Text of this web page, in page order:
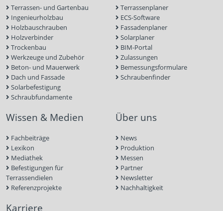
Terrassen- und Gartenbau
Ingenieurholzbau
Holzbauschrauben
Holzverbinder
Trockenbau
Werkzeuge und Zubehör
Beton- und Mauerwerk
Dach und Fassade
Solarbefestigung
Schraubfundamente
Terrassenplaner
ECS-Software
Fassadenplaner
Solarplaner
BIM-Portal
Zulassungen
Bemessungsformulare
Schraubenfinder
Wissen & Medien
Fachbeiträge
Lexikon
Mediathek
Befestigungen für
Terrassendielen
Referenzprojekte
Über uns
News
Produktion
Messen
Partner
Newsletter
Nachhaltigkeit
Karriere